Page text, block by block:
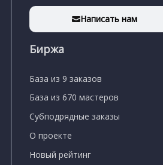
Написать нам
Биржа
База из 9 заказов
База из 670 мастеров
Субподрядные заказы
О проекте
Новый рейтинг